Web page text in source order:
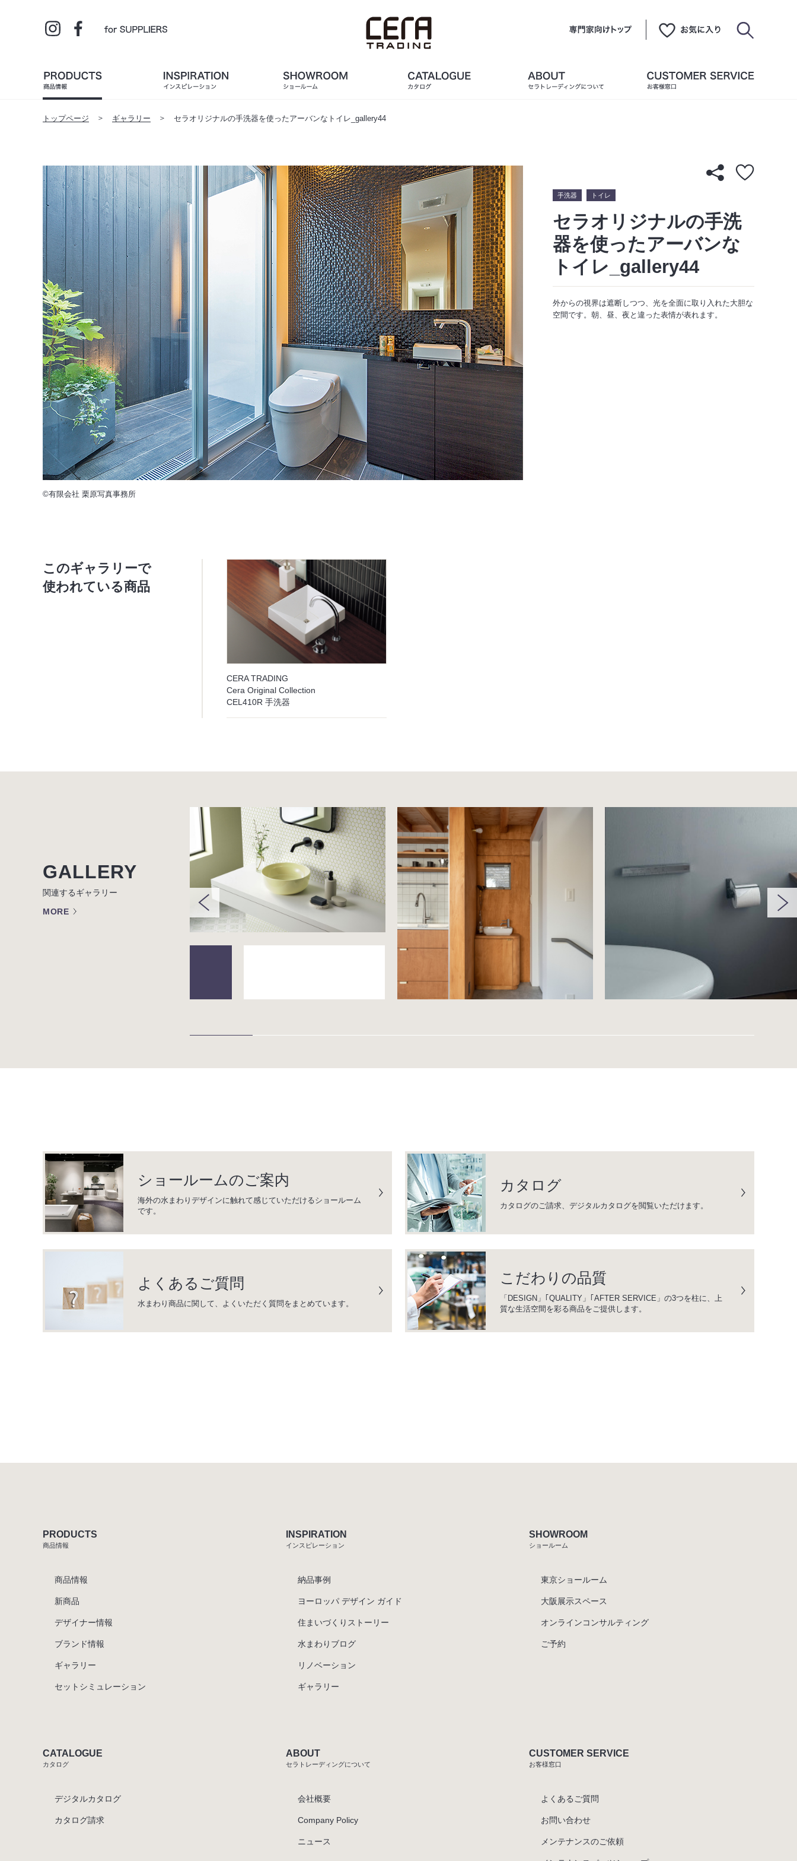
トップページ ギャラリー セラオリジナルの手洗器を使ったアーバンなトイレ_gallery44
©有限会社 栗原写真事務所
手洗器 トイレ
セラオリジナルの手洗
器を使ったアーバンな
トイレ_gallery44
外からの視界は遮断しつつ、光を全面に取り入れた大胆な
空間です。朝、昼、夜と違った表情が表れます。
このギャラリーで
使われている商品
CERA TRADING
Cera Original Collection
CEL410R 手洗器
GALLERY
関連するギャラリー
MORE
ショールームのご案内
海外の水まわりデザインに触れて感じていただけるショールーム
です。
カタログ
カタログのご請求、デジタルカタログを閲覧いただけます。
よくあるご質問
水まわり商品に関して、よくいただく質問をまとめています。
こだわりの品質
「DESIGN」｢QUALITY」｢AFTER SERVICE」の3つを柱に、上
質な生活空間を彩る商品をご提供します。
PRODUCTS
商品情報
商品情報
新商品
デザイナー情報
ブランド情報
ギャラリー
セットシミュレーション
INSPIRATION
インスピレーション
納品事例
ヨーロッパ デザイン ガイド
住まいづくりストーリー
水まわりブログ
リノベーション
ギャラリー
SHOWROOM
ショールーム
東京ショールーム
大阪展示スペース
オンラインコンサルティング
ご予約
CATALOGUE
カタログ
デジタルカタログ
カタログ請求
ABOUT
セラトレーディングについて
会社概要
Company Policy
ニュース
CUSTOMER SERVICE
お客様窓口
よくあるご質問
お問い合わせ
メンテナンスのご依頼